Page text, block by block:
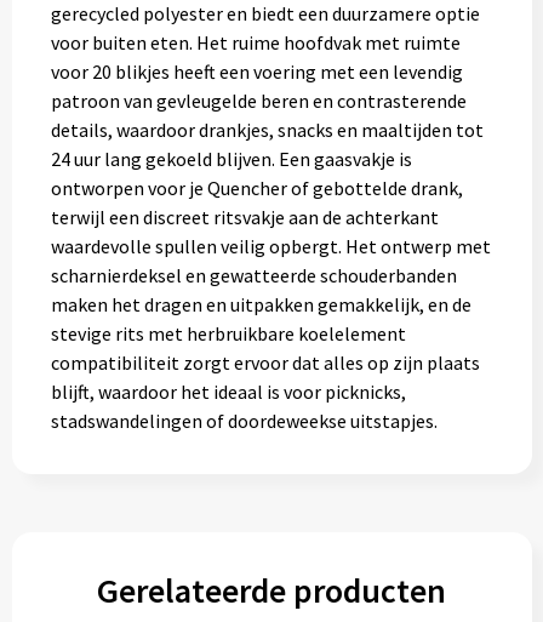
Vrije tijd
Gereedschap
Persoonlijke verzorging
Zonnebrillen
EHBO
Verpakkingen
Pashouders
gerecycled polyester en biedt een duurzamere optie
voor buiten eten. Het ruime hoofdvak met ruimte
voor 20 blikjes heeft een voering met een levendig
patroon van gevleugelde beren en contrasterende
details, waardoor drankjes, snacks en maaltijden tot
24 uur lang gekoeld blijven. Een gaasvakje is
ontworpen voor je Quencher of gebottelde drank,
terwijl een discreet ritsvakje aan de achterkant
waardevolle spullen veilig opbergt. Het ontwerp met
scharnierdeksel en gewatteerde schouderbanden
maken het dragen en uitpakken gemakkelijk, en de
stevige rits met herbruikbare koelelement
compatibiliteit zorgt ervoor dat alles op zijn plaats
blijft, waardoor het ideaal is voor picknicks,
stadswandelingen of doordeweekse uitstapjes.
Gerelateerde producten